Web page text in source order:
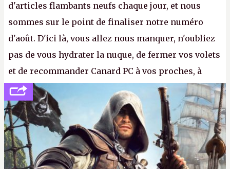
d'articles flambants neufs chaque jour, et nous
sommes sur le point de finaliser notre numéro
d'août. D'ici là, vous allez nous manquer, n'oubliez
pas de vous hydrater la nuque, de fermer vos volets
et de recommander Canard PC à vos proches, à
votre famille et aux inconnus que vous croisez
dans la rue. Bon été à tous ! –ER.